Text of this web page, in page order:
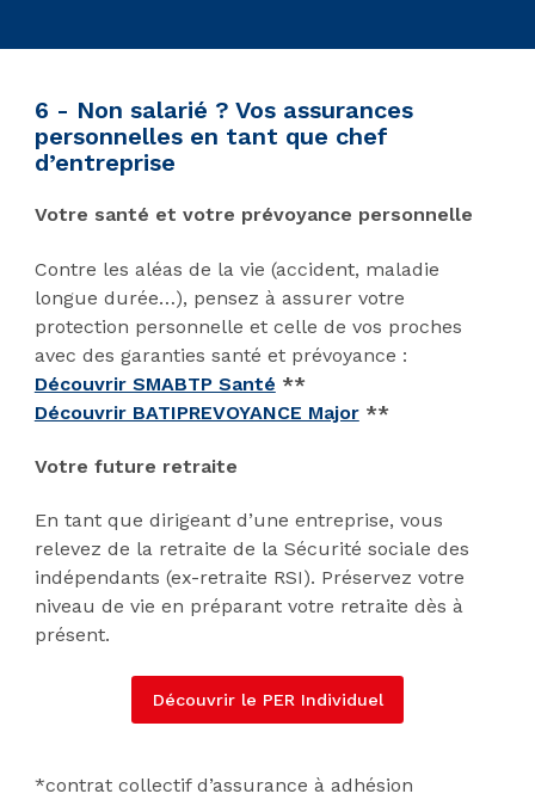
6 - Non salarié ? Vos assurances
personnelles en tant que chef
d’entreprise
Votre santé et votre prévoyance personnelle
Contre les aléas de la vie (accident, maladie
longue durée…), pensez à assurer votre
protection personnelle et celle de vos proches
avec des garanties santé et prévoyance :
Découvrir SMABTP Santé **
Découvrir BATIPREVOYANCE Major**
Votre future retraite
En tant que dirigeant d’une entreprise, vous
relevez de la retraite de la Sécurité sociale des
indépendants (ex-retraite RSI). Préservez votre
niveau de vie en préparant votre retraite dès à
présent.
Découvrir le PER Individuel
*contrat collectif d’assurance à adhésion